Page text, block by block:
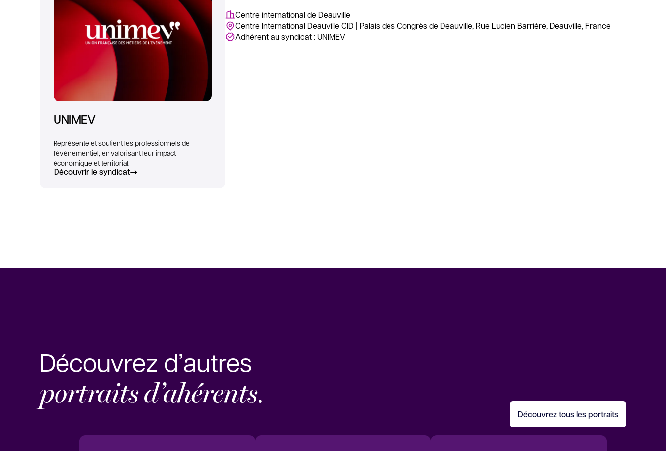
UNIMEV
Représente et soutient les professionnels de
l’événementiel, en valorisant leur impact
économique et territorial.
Découvrir le syndicat
Centre international de Deauville
Centre International Deauville CID | Palais des Congrès de Deauville, Rue Lucien Barrière, Deauville, France
Adhérent au syndicat : UNIMEV
Découvrez d’autres
portraits d’ahérents.
Découvrez tous les portraits